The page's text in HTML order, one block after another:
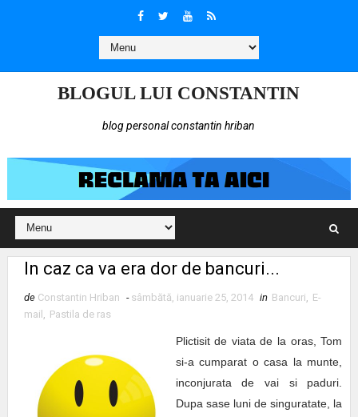
BLOGUL LUI CONSTANTIN
blog personal constantin hriban
In caz ca va era dor de bancuri...
de Constantin Hriban - sâmbătă, ianuarie 25, 2014 in Bancuri, E-
mail , Pastila de ras
Plictisit de viata de la oras, Tom
si-a cumparat o casa la munte,
inconjurata de vai si paduri.
Dupa sase luni de singuratate, la